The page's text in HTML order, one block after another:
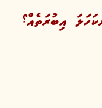
އިބުރަތެއް؟